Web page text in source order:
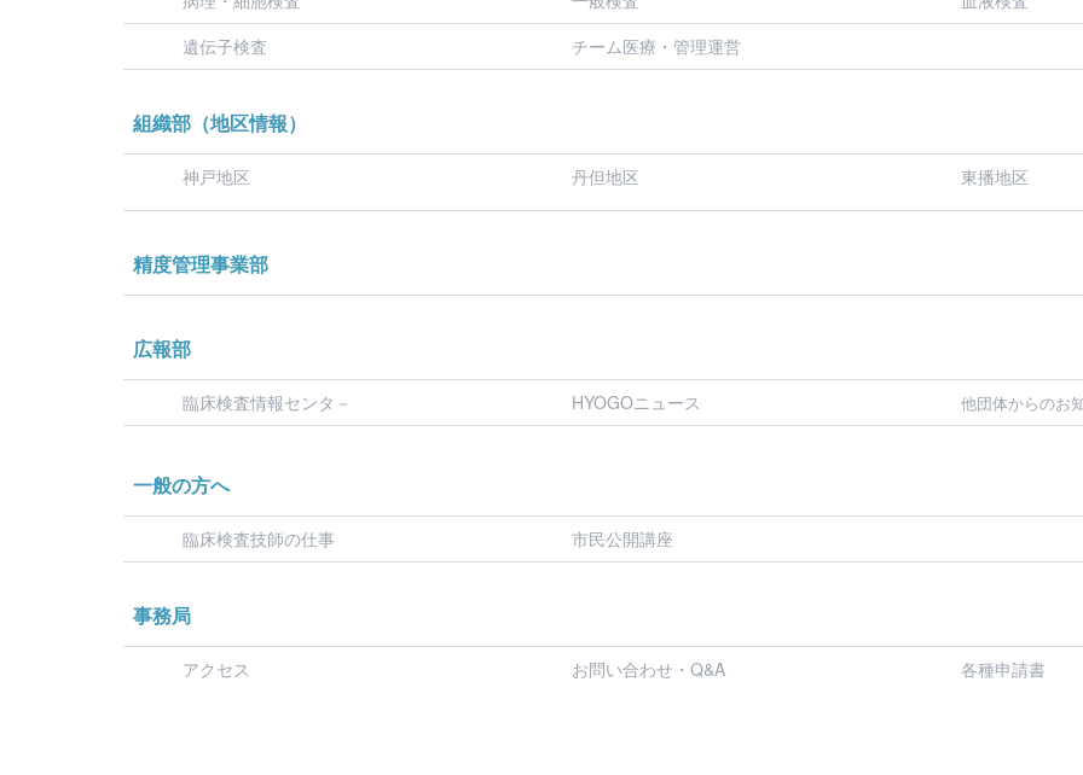
遺伝子検査
チーム医療・管理運営
組織部（地区情報）
神戸地区 丹但地区 東播地区
精度管理事業部
広報部
臨床検査情報センタ－ HYOGOニュース 他団体からのお
一般の方へ
臨床検査技師の仕事 市民公開講座
事務局
アクセス お問い合わせ・Q&A 各種申請書